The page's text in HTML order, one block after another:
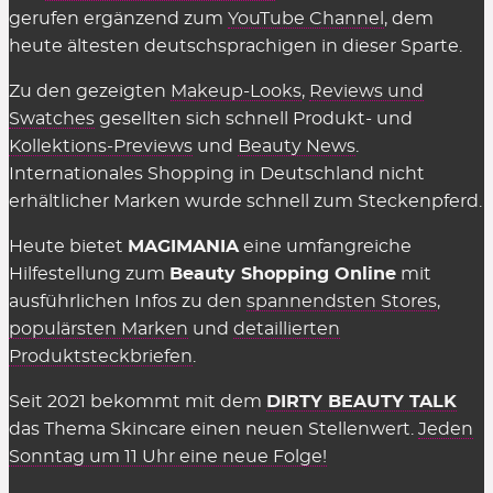
wir natürlich völligkostenloszur Verfügung. Auch
in den Shops selbst muss man nichts dafür
genannte Einschränkungen wie der
Mindestbestellwert oder shop-individuelle
Ausnahmen.
Wir können die Übersicht anbieten und täglich
vermittelte Verkäufe eine Provision zahlen,
insofern einige Kriterien eingehalten werden.
Diese Kosten sind Teil des üblichen Marketing-
Budgets und werden nicht auf den Preis
aufgeschlagen (Stichwort: Affiliate-Marketing).
Gelten Rabattcodes für alles in den
Beauty Shops?
gerufen ergänzend zum YouTube Channel , dem
heute ältesten deutschsprachigen in dieser Sparte.
Zu den gezeigten Makeup-Looks, Reviews und
Swatches gesellten sich schnell Produkt- und
Kollektions-Previews und Beauty News
Internationales Shopping in Deutschland nicht
erhältlicher Marken wurde schnell zum Steckenpferd.
Heute bietet MAGIMANIA eine umfangreiche
Hilfestellung zum Beauty Shopping Online mit
ausführlichen Infos zu den spannendsten Stores,
populärsten Marken und detaillierten
Produktsteckbriefen
Seit 2021 bekommt mit dem DIRTY BEAUTY TALK
das Thema Skincare einen neuen Stellenwert. Jeden
Sonntag um 11 Uhr eine neue Folge!